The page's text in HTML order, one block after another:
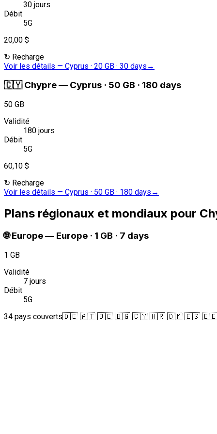
30 jours
Débit
5G
20,00 $
↻ Recharge
Voir les détails — Cyprus · 20 GB · 30 days →
🇨🇾 Chypre— Cyprus · 50 GB · 180 days
50 GB
Validité
180 jours
Débit
5G
60,10 $
↻ Recharge
Voir les détails — Cyprus · 50 GB · 180 days →
Plans régionaux et mondiaux pour
🌐 Europe— Europe · 1 GB · 7 days
1 GB
Validité
7 jours
Débit
5G
34 pays couverts🇩🇪 🇦🇹 🇧🇪 🇧🇬 🇨🇾 🇭🇷 🇩🇰 🇪🇸